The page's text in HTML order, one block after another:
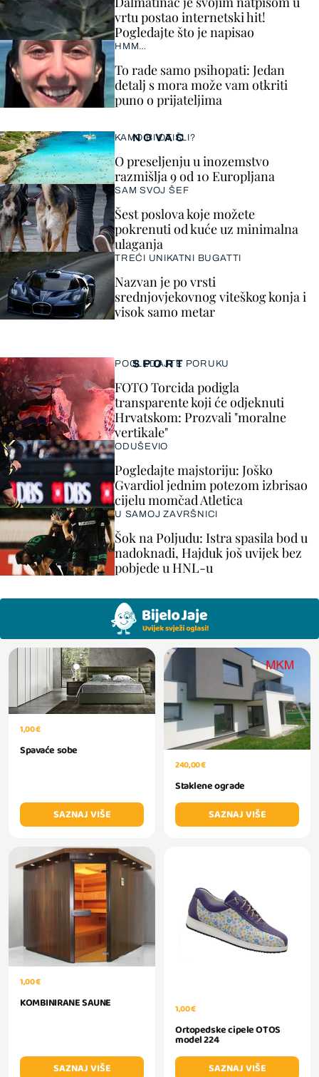
vrtu postao internetski hit!
Pogledajte što je napisao
HMM…
To rade samo psihopati: Jedan
detalj s mora može vam otkriti
puno o prijateljima
SPORT
POGLEDAJTE PORUKU
FOTO Torcida podigla
transparente koji će odjeknuti
Hrvatskom: Prozvali "moralne
vertikale"
ODUŠEVIO
Pogledajte majstoriju: Joško
Gvardiol jednim potezom izbrisao
cijelu momčad Atletica
U SAMOJ ZAVRŠNICI
Šok na Poljudu: Istra spasila bod u
nadoknadi, Hajduk još uvijek bez
pobjede u HNL-u
NOVAC
KAMO BI OTIŠLI?
O preseljenju u inozemstvo
razmišlja 9 od 10 Europljana
SAM SVOJ ŠEF
Šest poslova koje možete
pokrenuti od kuće uz minimalna
ulaganja
TREĆI UNIKATNI BUGATTI
Nazvan je po vrsti
srednjovjekovnog viteškog konja i
visok samo metar
1,00 €
Spavaće sobe
SAZNAJ VIŠE
240,00 €
Staklene ograde
SAZNAJ VIŠE
1,00 €
KOMBINIRANE SAUNE
SAZNAJ VIŠE
1,00 €
Ortopedske cipele OTOS
model 224
SAZNAJ VIŠE